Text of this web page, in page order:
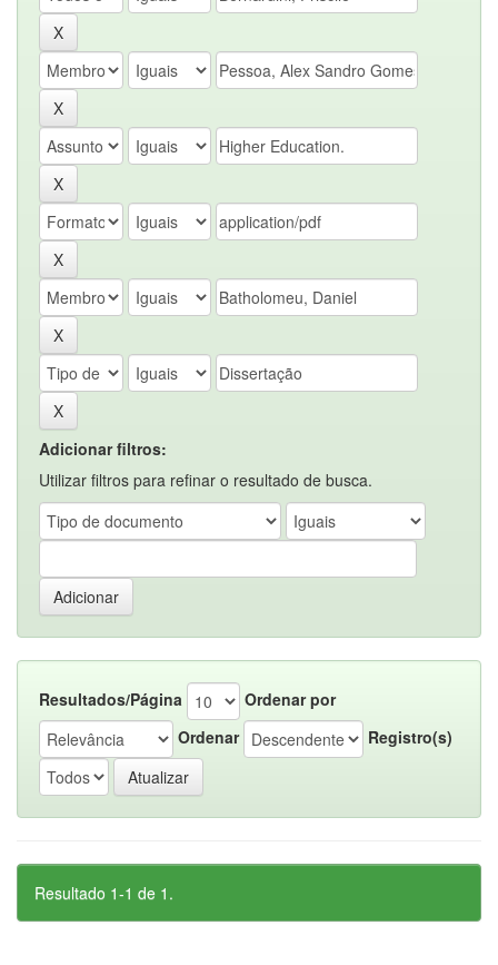
Adicionar filtros:
Utilizar filtros para refinar o resultado de busca.
Resultados/Página
Ordenar por
Ordenar
Registro(s)
Resultado 1-1 de 1.